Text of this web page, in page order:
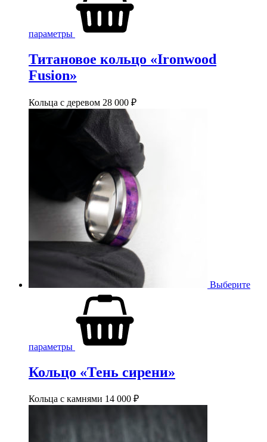
параметры
Титановое кольцо «Ironwood
Fusion»
Кольца с деревом 28 000 ₽
Выберите
параметры
Кольцо «Тень сирени»
Кольца с камнями 14 000 ₽